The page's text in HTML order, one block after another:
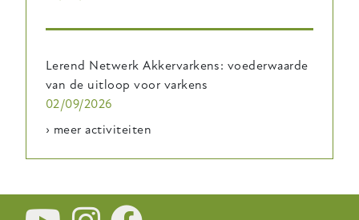
Lerend Netwerk Akkervarkens: voederwaarde
van de uitloop voor varkens
02/09/2026
› meer activiteiten